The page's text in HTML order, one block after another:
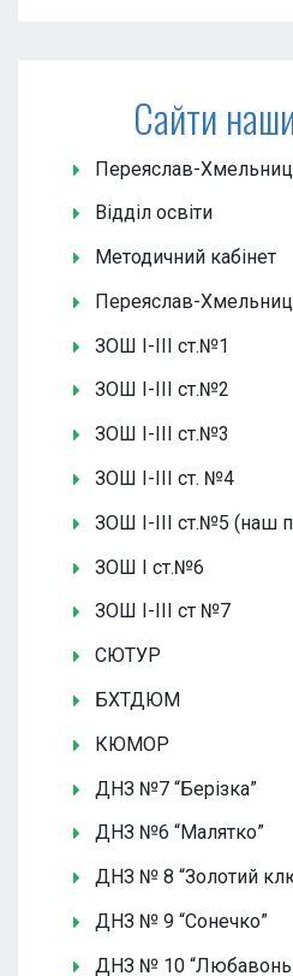
Сайти
Переяслав-
Відділ освіти
Методичний кабінет
Переяслав-
ЗОШ І-ІІІ ст.№1
ЗОШ І-ІІІ ст.№2
ЗОШ І-ІІІ ст.№3
ЗОШ І-ІІІ ст. №4
ЗОШ І-ІІІ ст.№5 (наш
ЗОШ І ст.№6
ЗОШ І-ІІІ ст №7
СЮТУР
БХТДЮМ
КЮМОР
ДНЗ №7 “Берізка”
ДНЗ №6 “Малятко”
ДНЗ № 8 “Золотий
ДНЗ № 9 “Сонечко”
ДНЗ № 10